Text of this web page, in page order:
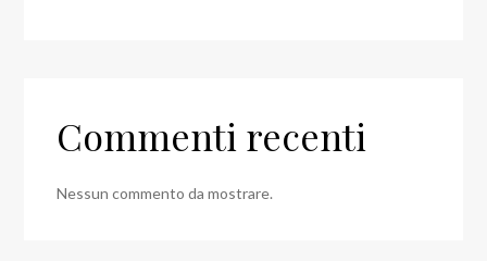
Commenti recenti
Nessun commento da mostrare.